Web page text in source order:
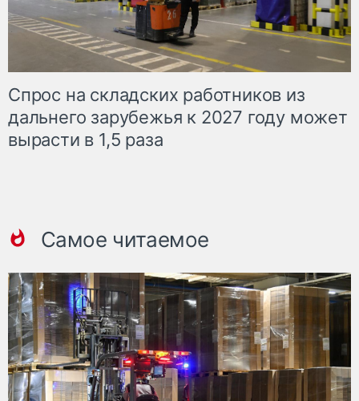
Спрос на складских работников из
дальнего зарубежья к 2027 году может
вырасти в 1,5 раза
Самое читаемое